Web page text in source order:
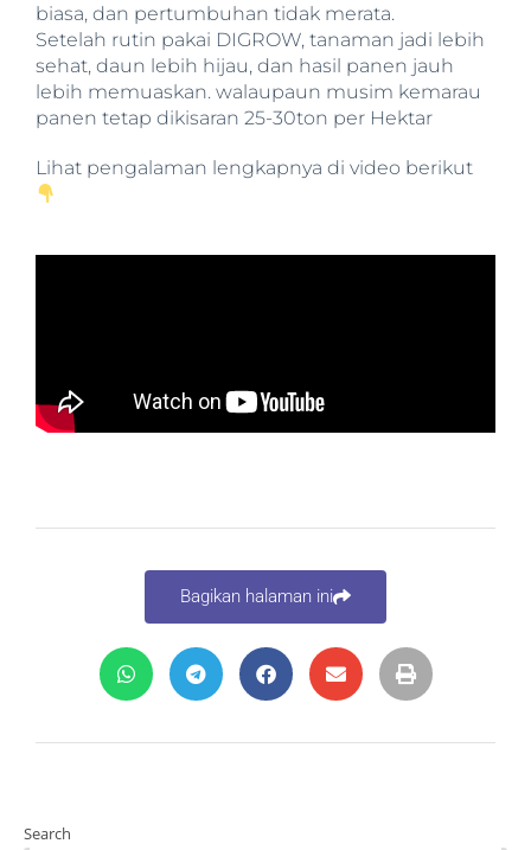
biasa, dan pertumbuhan tidak merata.
Setelah rutin pakai DIGROW, tanaman jadi lebih
sehat, daun lebih hijau, dan hasil panen jauh
lebih memuaskan. walaupaun musim kemarau
panen tetap dikisaran 25-30ton per Hektar
Lihat pengalaman lengkapnya di video berikut
Bagikan halaman ini
Search